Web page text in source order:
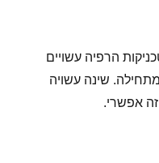
הרפיה עשויים
שינה עשויה
אפשרי.